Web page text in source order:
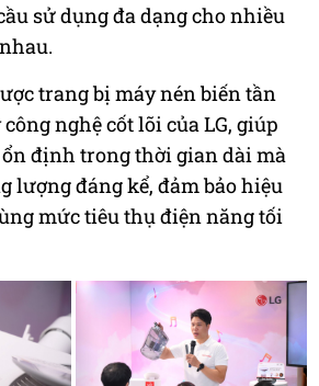
sử dụng đa dạng cho nhiều
trang bị máy nén biến tần
nghệ cốt lõi của LG, giúp
định trong thời gian dài mà
lượng đáng kể, đảm bảo hiệu
mức tiêu thụ điện năng tối